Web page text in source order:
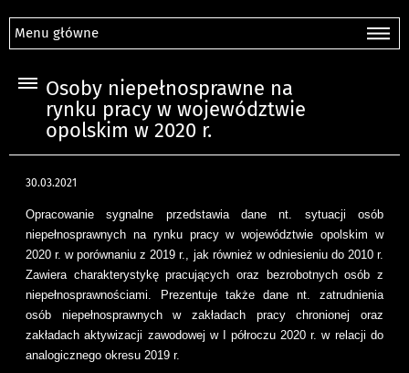
Menu główne
Osoby niepełnosprawne na
rynku pracy w województwie
opolskim w 2020 r.
30.03.2021
Opracowanie sygnalne przedstawia dane nt. sytuacji osób
niepełnosprawnych na rynku pracy w województwie opolskim w
2020 r. w porównaniu z 2019 r., jak również w odniesieniu do 2010 r.
Zawiera charakterystykę pracujących oraz bezrobotnych osób z
niepełnosprawnościami. Prezentuje także dane nt. zatrudnienia
osób niepełnosprawnych w zakładach pracy chronionej oraz
zakładach aktywizacji zawodowej w I półroczu 2020 r. w relacji do
analogicznego okresu 2019 r.